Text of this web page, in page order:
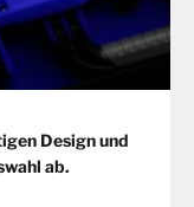
Design und
ab.